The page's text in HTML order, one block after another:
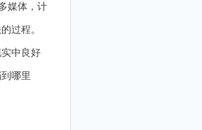
媒体，计
过程。
中良好
哪里